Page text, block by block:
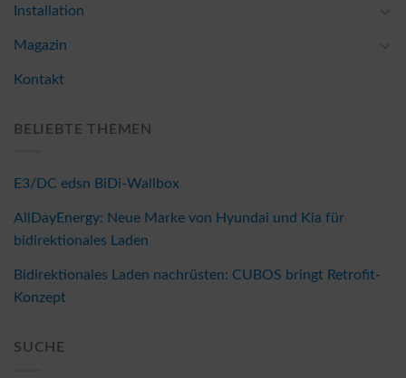
Installation
Magazin
Kontakt
BELIEBTE THEMEN
E3/DC edsn BiDi-Wallbox
AllDayEnergy: Neue Marke von Hyundai und Kia für
bidirektionales Laden
Bidirektionales Laden nachrüsten: CUBOS bringt Retrofit-
Konzept
SUCHE